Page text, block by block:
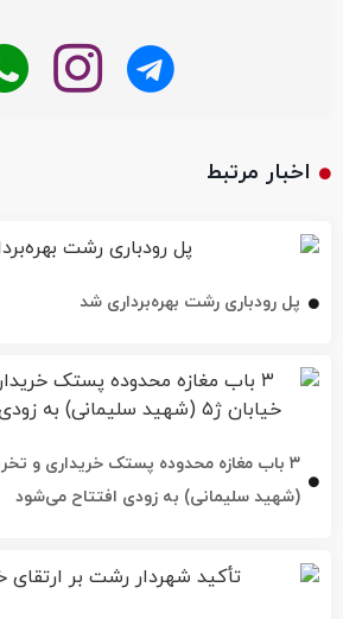
اخبار مرتبط
پل رودباری رشت بهره‌برداری شد
(شهید سلیمانی) به زودی افتتاح می‌شود